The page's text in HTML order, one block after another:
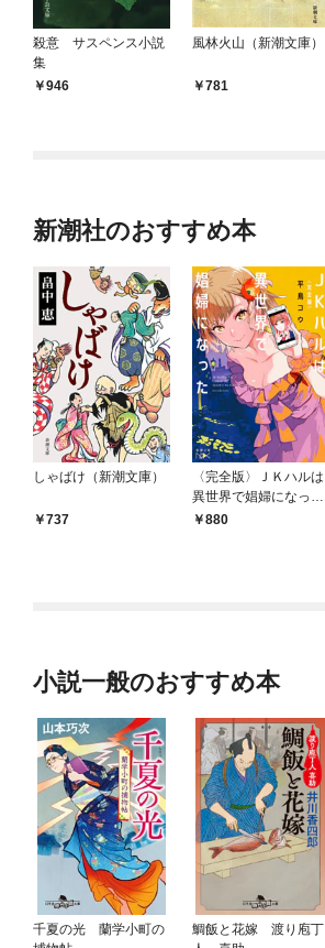
殺意 サスペンス小説
集
946
風林火山（新潮文庫）
781
新潮社のおすすめ本
しゃばけ（新潮文庫）
737
〈完全版〉ＪＫハルは
異世界で娼婦になった
（新潮文庫nex）
880
小説一般のおすすめ本
千夏の光 蘭学小町の
鯛飯と花嫁 渡り庖丁